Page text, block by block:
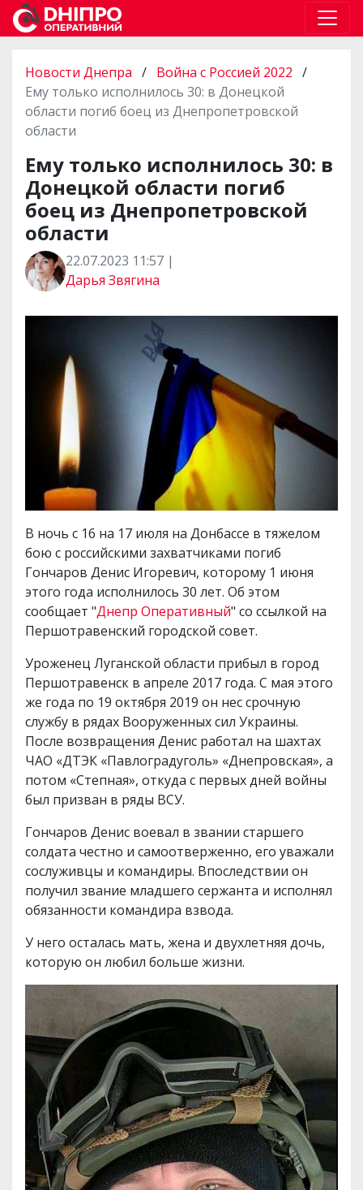
Новости Днепра / Война с Россией 2022 /
Ему только исполнилось 30: в Донецкой
области погиб боец из Днепропетровской
области
Ему только исполнилось 30: в
Донецкой области погиб
боец из Днепропетровской
области
22.07.2023 11:57 |
Дарья Звягина
В ночь с 16 на 17 июля на Донбассе в тяжелом
бою с российскими захватчиками погиб
Гончаров Денис Игоревич, которому 1 июня
этого года исполнилось 30 лет. Об этом
сообщает "Днепр Оперативный" со ссылкой на
Першотравенский городской совет.
Уроженец Луганской области прибыл в город
Першотравенск в апреле 2017 года. С мая этого
же года по 19 октября 2019 он нес срочную
службу в рядах Вооруженных сил Украины.
После возвращения Денис работал на шахтах
ЧАО «ДТЭК «Павлоградуголь» «Днепровская», а
потом «Степная», откуда с первых дней войны
был призван в ряды ВСУ.
Гончаров Денис воевал в звании старшего
солдата честно и самоотверженно, его уважали
сослуживцы и командиры. Впоследствии он
получил звание младшего сержанта и исполнял
обязанности командира взвода.
У него осталась мать, жена и двухлетняя дочь,
которую он любил больше жизни.